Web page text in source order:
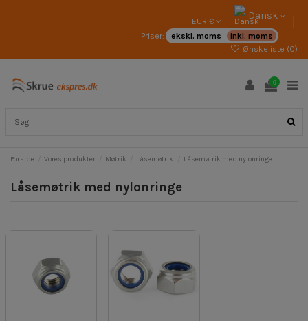
EUR € Dansk
Priser: ekskl. moms
inkl. moms
Ønskeliste (0)
0
Forside Vores produkter Møtrik Låsemøtrik Låsemøtrik med nylonringe
Låsemøtrik med nylonringe